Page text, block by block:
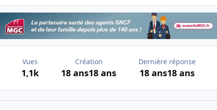
Vues
1,1k
Création
18 ans18 ans
Dernière réponse
18 ans18 ans